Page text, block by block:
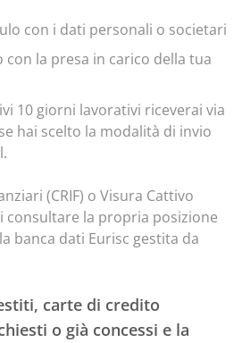
con i dati personali o societari
con la presa in carico della tua
10 giorni lavorativi riceverai via
hai scelto la modalità di invio
(CRIF) o Visura Cattivo
consultare la propria posizione
banca dati Eurisc gestita da
carte di credito
o già concessi e la